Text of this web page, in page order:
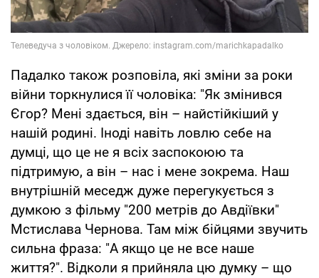
Падалко також розповіла, які зміни за роки
війни торкнулися її чоловіка: "Як змінився
Єгор? Мені здається, він – найстійкіший у
нашій родині. Іноді навіть ловлю себе на
думці, що це не я всіх заспокоюю та
підтримую, а він – нас і мене зокрема. Наш
внутрішній меседж дуже перегукується з
думкою з фільму "200 метрів до Авдіївки"
Мстислава Чернова. Там між бійцями звучить
сильна фраза: "А якщо це не все наше
життя?". Відколи я прийняла цю думку – що